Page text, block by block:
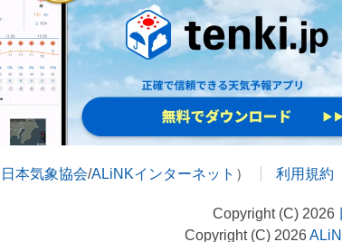
日本気象協会/ALiNKインターネット ） 利用規約
Copyright (C) 2026
Copyright (C) 2026